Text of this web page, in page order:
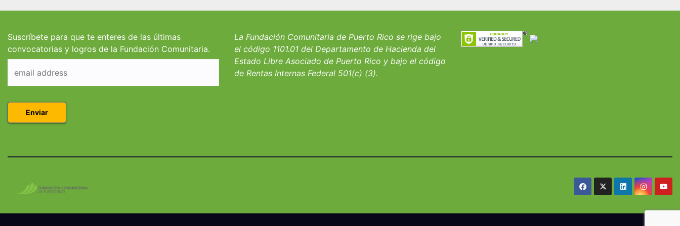
Rico
albergues infantiles
Suscríbete para que te enteres de las últimas
convocatorias y logros de la Fundación Comunitaria.
La Fundación Comunitaria de Puerto Rico se rige bajo
el código 1101.01 del Departamento de Hacienda del
Estado Libre Asociado de Puerto Rico y bajo el código
de Rentas Internas Federal 501(c) (3).